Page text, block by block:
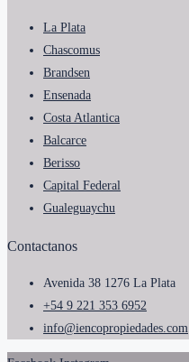
La Plata
Chascomus
Brandsen
Ensenada
Costa Atlantica
Balcarce
Berisso
Capital Federal
Gualeguaychu
Contactanos
Avenida 38 1276 La Plata
+54 9 221 353 6952
info@iencopropiedades.com